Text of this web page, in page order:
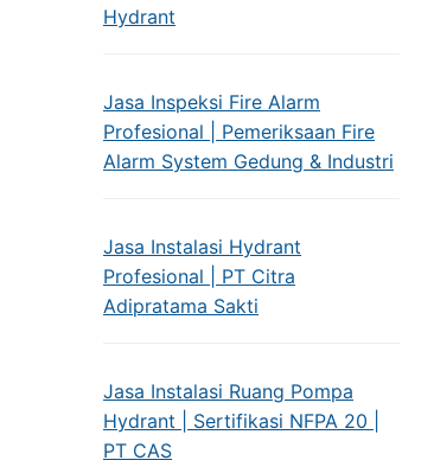
Hydrant
Jasa Inspeksi Fire Alarm
Profesional | Pemeriksaan Fire
Alarm System Gedung & Industri
Jasa Instalasi Hydrant
Profesional | PT Citra
Adipratama Sakti
Jasa Instalasi Ruang Pompa
Hydrant | Sertifikasi NFPA 20 |
PT CAS